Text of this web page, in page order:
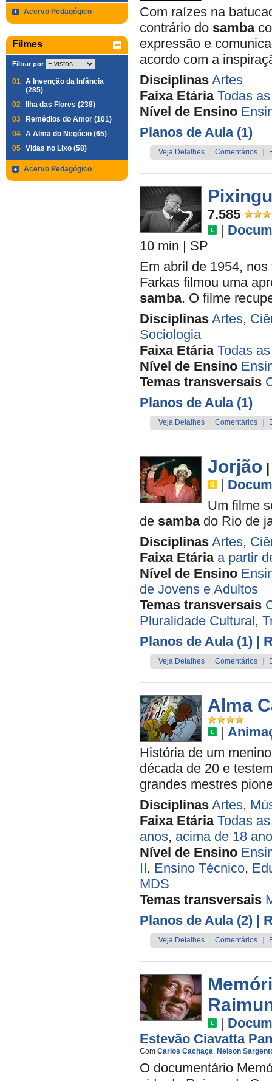
Acervo Pedagógico
Filmes
Filtrar por
01 A Invenção da Infância
(285)
02
Ilha das Flores (238)
03
Remédios do Amor (101)
04 A Alma do Negócio (65)
05 Vidas no Lixo (58)
Acervo Pedagógico
Com raízes na
contrário do samba
expressão e
acordo com a
Disciplinas Artes
Faixa Etária Todas
Nível de Ensino
Planos de Aula (1)
Veja Detalhes Comentários
7.585
|
10 min | SP
Em abril de 1954,
Farkas filmou uma
samba. O filme
Disciplinas Artes,
Sociologia
Faixa Etária Todas
Nível de Ensino
Temas transversais
Planos de Aula (1)
Veja Detalhes Comentários
Jorjão
|
Um filme
de sambado Rio de
Disciplinas Artes,
Faixa Etária a partir
Nível de Ensino
de Jovens e Adultos
Temas transversais
Pluralidade Cultural,
Planos de Aula (1) |
Veja Detalhes Comentários
Alma
|
História de um
década de 20 e
grandes mestres
Disciplinas Artes,
Faixa Etária Todas
anos, acima de 18
Nível de Ensino
II, Ensino Técnico,
MDS
Temas transversais
Planos de Aula (2) |
Veja Detalhes Comentários
|
Estevão Ciavatta
Com Carlos Cachaça, Nelson
O documentário